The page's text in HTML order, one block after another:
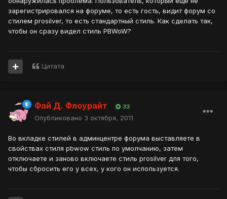
зарегистрировался на форуме, то есть гость, видит форум со
стилем prosilver, то есть стандартный стиль. Как сделать так,
чтобы он сразу видел стиль PBWoW?
Цитата
Фай Д. Флоурайт 33
Опубликовано 3 октября, 2011
Во вкладке стилей в админцентре форума выставляете в
свойствах стиля pbwow стиль по умолчанию, затем
отключаете и заново включаете стиль prosilver для того,
чтобы сбросить его у всех, у кого он используется.